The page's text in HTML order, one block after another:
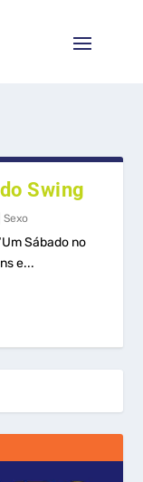
Swing
|Sexo
Sábado no
e...